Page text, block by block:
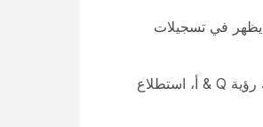
في تسجيلات
لا يدعم تشغيل التسجيل Windows Media Player بشكل كامل. لا يمكنك رؤية Q & أ، استطلاع